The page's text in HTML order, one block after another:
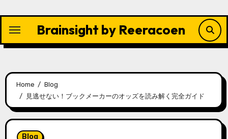
content
Brainsight by Reeracoen
Home
Blog
見逃せない！ブックメーカーのオッズを読み解く完全ガイド
Blog